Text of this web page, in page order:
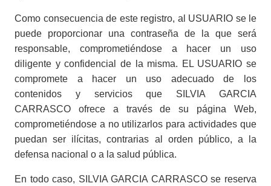
Como consecuencia de este registro, al USUARIO se le
puede proporcionar una contraseña de la que será
responsable, comprometiéndose a hacer un uso
diligente y confidencial de la misma. EL USUARIO se
compromete a hacer un uso adecuado de los
contenidos y servicios que SILVIA GARCIA
CARRASCO ofrece a través de su página Web,
comprometiéndose a no utilizarlos para actividades que
puedan ser ilícitas, contrarias al orden público, a la
defensa nacional o a la salud pública.
En todo caso, SILVIA GARCIA CARRASCO se reserva